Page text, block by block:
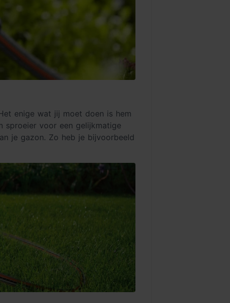
enige wat jij moet doen is hem
sproeier voor een gelijkmatige
je gazon. Zo heb je bijvoorbeeld